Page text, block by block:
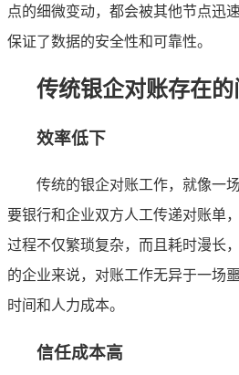
点的细微变动，都会被其他节点迅
保证了数据的安全性和可靠性。
传统银企对账存在的
效率低下
传统的银企对账工作，就像一
要银行和企业双方人工传递对账单
过程不仅繁琐复杂，而且耗时漫长
的企业来说，对账工作无异于一场
时间和人力成本。
信任成本高